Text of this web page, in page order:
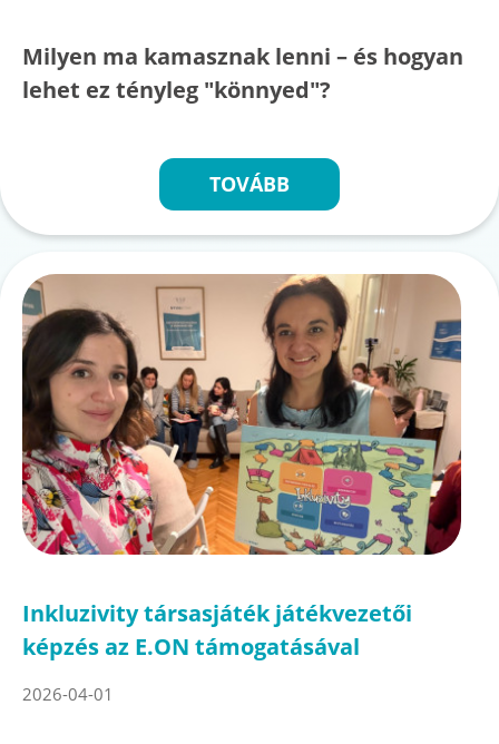
Milyen ma kamasznak lenni – és hogyan
lehet ez tényleg "könnyed"?
TOVÁBB
Inkluzivity társasjáték játékvezetői
képzés az E.ON támogatásával
2026-04-01